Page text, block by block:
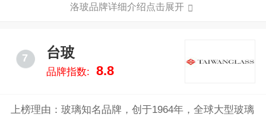
企业之一。经过50余年的建设和发展,已成为集科研开
洛玻品牌详细介绍点击展开
7 台玻
品牌指数: 8.8
上榜理由：玻璃知名品牌，创于1964年，全球大型玻璃